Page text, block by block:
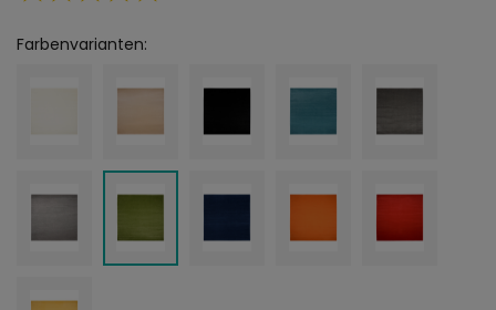
Farbenvarianten: